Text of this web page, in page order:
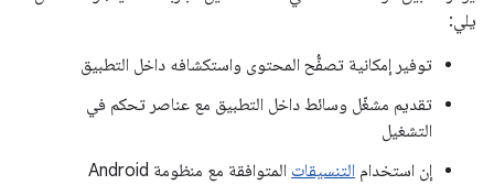
يلي:
توفير إمكانية تصفُّح المحتوى واستكشافه داخل التطبيق
تقديم مشغّل وسائط داخل التطبيق مع عناصر تحكم في
التشغيل
إن استخدام التنسيقات
المتوافقة مع منظومة Android